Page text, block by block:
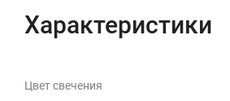
Характеристики
Цвет свечения